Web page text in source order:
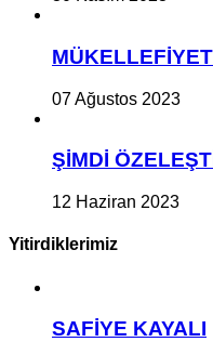
07 Ağustos 2023
ŞİMDİ
12 Haziran 2023
Yitirdiklerimiz
SAFİYE KAYALI